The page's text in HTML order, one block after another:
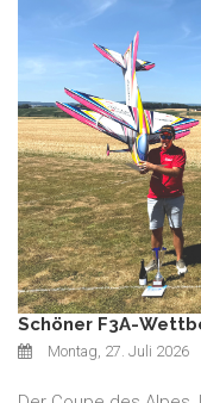
Schöner F3A-
Montag, 27. Juli 2026